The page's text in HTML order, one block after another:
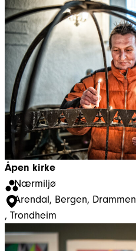
Åpen kirke
Nærmiljø
Arendal, Bergen, Drammen
, Trondheim